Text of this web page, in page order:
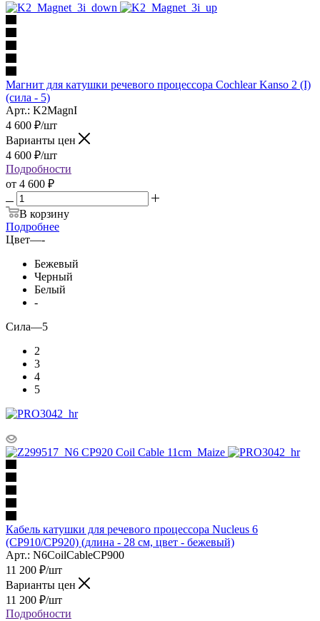
Магнит для катушки речевого процессора Cochlear Kanso 2 (I)
(сила - 5)
Арт.: K2MagnI
4 600 ₽/шт
Варианты цен
4 600 ₽/шт
Подробности
от 4 600 ₽
В корзину
Подробнее
Цвет—-
Бежевый
Черный
Белый
-
Сила—5
2
3
4
5
Кабель катушки для речевого процессора Nucleus 6
(CP910/CP920) (длина - 28 см, цвет - бежевый)
Арт.: N6CoilCableCP900
11 200 ₽/шт
Варианты цен
11 200 ₽/шт
Подробности